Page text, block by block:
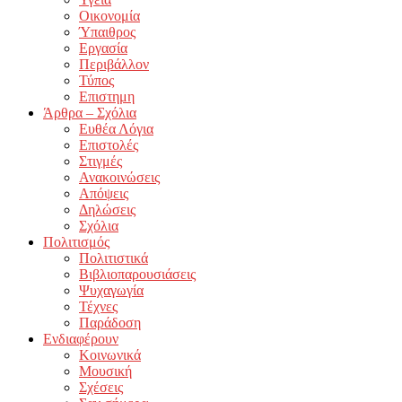
Οικονομία
Ύπαιθρος
Εργασία
Περιβάλλον
Τύπος
Επιστημη
Άρθρα – Σχόλια
Ευθέα Λόγια
Επιστολές
Στιγμές
Ανακοινώσεις
Απόψεις
Δηλώσεις
Σχόλια
Πολιτισμός
Πολιτιστικά
Βιβλιοπαρουσιάσεις
Ψυχαγωγία
Τέχνες
Παράδοση
Ενδιαφέρουν
Κοινωνικά
Μουσική
Σχέσεις